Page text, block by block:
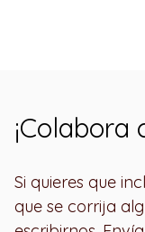
¡Colabora
Si quieres que
que se corrija